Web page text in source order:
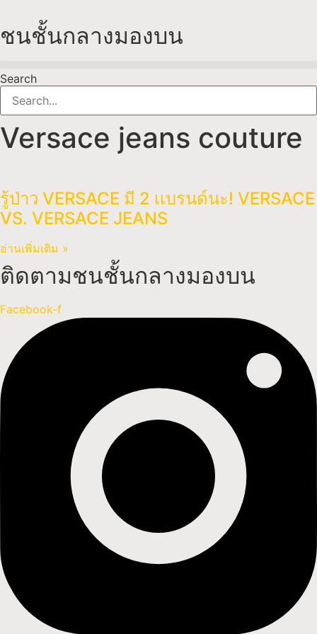
content
ชนชั้นกลางมองบน
Search
Versace jeans couture
รู้ป่าว VERSACE มี 2 เเบรนด์นะ! VERSACE
VS. VERSACE JEANS
อ่านเพิ่มเติม »
ติดตามชนชั้นกลางมองบน
Facebook-f